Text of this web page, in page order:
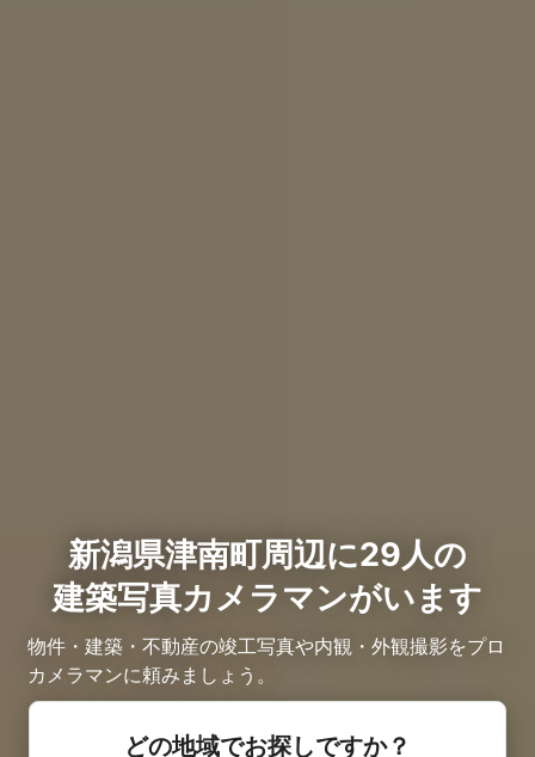
新潟県津南町周辺に29人の
建築写真カメラマンがいます
物件・建築・不動産の竣工写真や内観・外観撮影をプロ
カメラマンに頼みましょう。
どの地域でお探しですか？